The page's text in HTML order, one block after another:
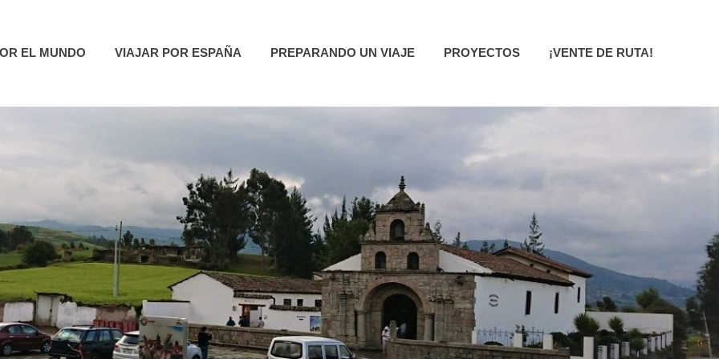
EL MUNDO VIAJAR POR ESPAÑA PREPARANDO UN VIAJE PROYECTOS ¡VENTE DE RUTA!